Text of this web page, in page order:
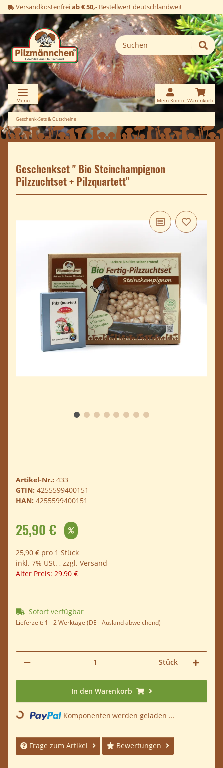
Versandkostenfreiab € 50,- Bestellwert deutschlandweit
Geschenk-Sets & Gutscheine
Geschenkset " Bio Steinchampignon
Pilzzuchtset + Pilzquartett"
Artikel-Nr.: 433
GTIN: 4255599400151
HAN: 4255599400151
25,90 €
25,90 € pro 1 Stück
inkl. 7% USt. , zzgl. Versand
Alter Preis: 29,90 €
Sofort verfügbar
Lieferzeit: 1 - 2 Werktage (DE - Ausland abweichend)
Stück
In den Warenkorb
Loading... Komponenten werden geladen ...
Frage zum Artikel Bewertungen